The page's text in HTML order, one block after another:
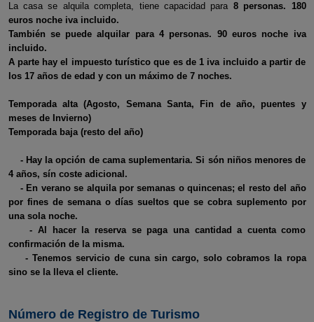
La casa se alquila completa, tiene capacidad para 8 personas. 180
euros noche iva incluido.
También se puede alquilar para 4 personas. 90 euros noche iva
incluido.
A parte hay el impuesto turístico que es de 1 iva incluido a partir de
los 17 años de edad y con un máximo de 7 noches.
Temporada alta (Agosto, Semana Santa, Fin de año, puentes y
meses de Invierno)
Temporada baja (resto del año)
- Hay la opción de cama suplementaria. Si són niños menores de
4 años, sín coste adicional.
- En verano se alquila por semanas o quincenas; el resto del año
por fines de semana o días sueltos que se cobra suplemento por
una sola noche.
- Al hacer la reserva se paga una cantidad a cuenta como
confirmación de la misma.
- Tenemos servicio de cuna sin cargo, solo cobramos la ropa
sino se la lleva el cliente.
Número de Registro de Turismo